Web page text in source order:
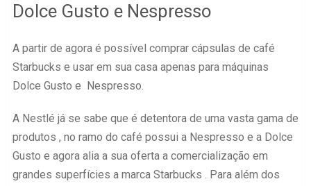
Dolce Gusto e Nespresso
A partir de agora é possível comprar cápsulas de café
Starbucks e usar em sua casa apenas para máquinas
Dolce Gusto e Nespresso.
A Nestlé já se sabe que é detentora de uma vasta gama de
produtos , no ramo do café possui a Nespresso e a Dolce
Gusto e agora alia a sua oferta a comercialização em
grandes superfícies a marca Starbucks . Para além dos